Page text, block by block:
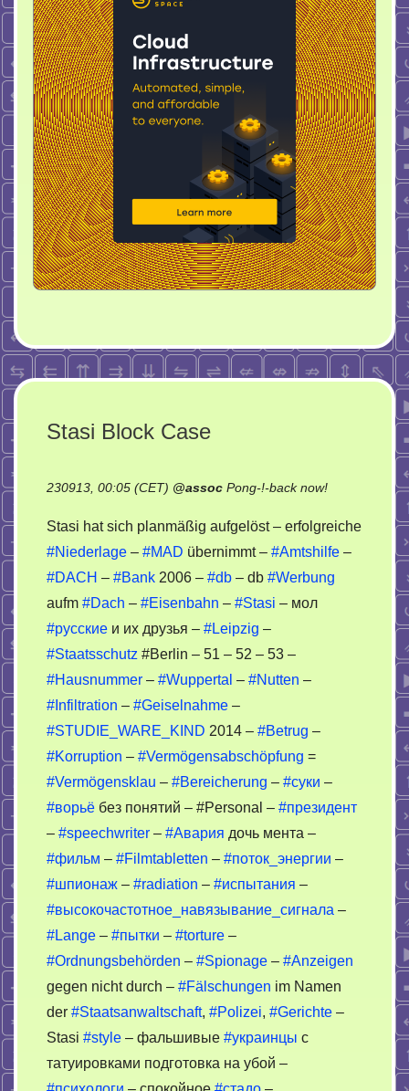
Stasi Block Case
230913, 00:05 (CET) @assoc Pong-!-back now!on
Block
Case
Stasi hat sich planmäßig aufgelöst – erfolgreiche
#Niederlage – #MAD übernimmt – #Amtshilfe –
#DACH – #Bank 2006 – #db – db #Werbung
aufm #Dach – #Eisenbahn – #Stasi – мол
#русские и их друзья – #Leipzig –
#Staatsschutz #Berlin – 51 – 52 – 53 –
#Hausnummer – #Wuppertal – #Nutten –
#Infiltration – #Geiselnahme –
#STUDIE_WARE_KIND 2014 – #Betrug –
#Korruption – #Vermögensabschöpfung =
#Vermögensklau – #Bereicherung – #суки –
#ворьё без понятий – #Personal – #президент
– #speechwriter – #Авария дочь мента –
#фильм – #Filmtabletten – #поток_энергии –
#шпионаж – #radiation – #испытания –
#высокочастотное_навязывание_сигнала –
#Lange – #пытки – #torture –
#Ordnungsbehörden – #Spionage – #Anzeigen
gegen nicht durch – #Fälschungen im Namen
der #Staatsanwaltschaft, #Polizei, #Gerichte –
Stasi #style – фальшивые #украинцы с
татуировками подготовка на убой –